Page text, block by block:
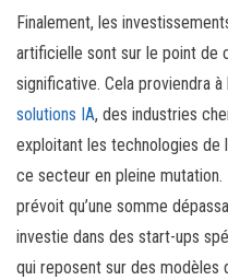
Finalement, les
artificielle sont sur le point de
significative. Cela proviendra
solutions IA, des industries
exploitant les technologies de
ce secteur en pleine mutation.
prévoit qu’une somme
investie dans des start-ups
qui reposent sur des modèles